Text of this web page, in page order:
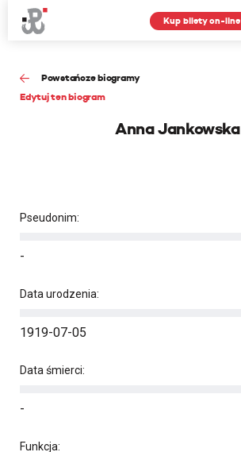
Kup bilety on-line
Powstańcze biogramy
Edytuj ten biogram
Anna Jankowska
Pseudonim:
-
Data urodzenia:
1919-07-05
Data śmierci:
-
Funkcja: